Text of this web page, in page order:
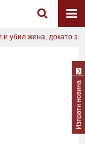
убил жена, докато з...
Изпрати новина